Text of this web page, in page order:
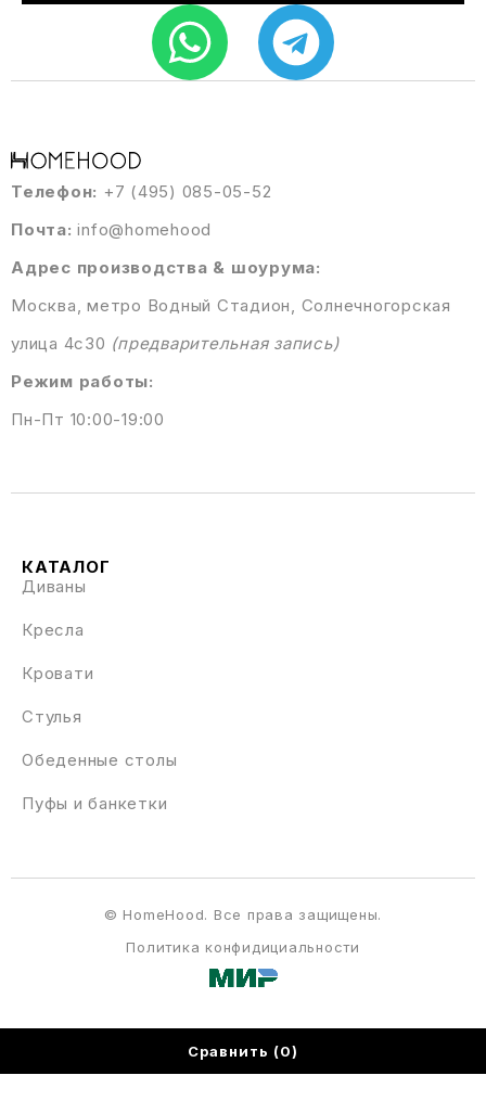
Телефон: +7 (495) 085-05-52
Почта: info@homehood
Адрес производства & шоурума:
Москва, метро Водный Стадион, Солнечногорская
улица 4с30 (предварительная запись)
Режим работы:
Пн-Пт 10:00-19:00
КАТАЛОГ
Диваны
Кресла
Кровати
Стулья
Обеденные столы
Пуфы и банкетки
Политика конфидициальности
© HomeHood. Все права защищены.
Сравнить (0)